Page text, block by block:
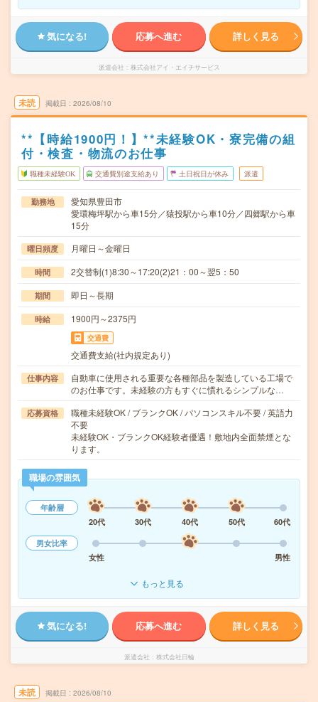
気になる! 応募へ進む 詳しく見る
派遣会社 株式会社アイ・エイチサービス
未読 掲載日 2026/08/10
**【時給1900円！】**未経験OK・寮完備の組
付・検査・物流のお仕事
職種未経験OK 交通費別途支給あり 土日祝日が休み 派遣
勤務地
愛知県豊田市
愛環梅坪駅から車15分／猿投駅から車10分／四郷駅から車
15分
曜日頻度 月曜日～金曜日
時間 2交替制(1)8:30～17:20(2)21：00～翌5：50
期間 即日～長期
時給 1900円～2375円
交通費
交通費支給(社内規定あり)
仕事内容
自動車に使用される重要な各種部品を製造している工場で
のお仕事です。未経験の方もすぐに慣れるシンプルな…
応募資格
職種未経験OK / ブランクOK / パソコンスキル不要 / 英語力
不要
未経験OK・ブランクOK経験者優遇！敷地内全面禁煙とな
ります。
職場の雰囲気
年齢層
20代
30代 40代 50代
60代
男女比率
女性
男性
もっと見る
気になる! 応募へ進む 詳しく見る
派遣会社 株式会社日輪
未読 掲載日 2026/08/10